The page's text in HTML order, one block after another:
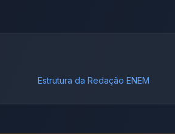
Estrutura da Redação ENEM